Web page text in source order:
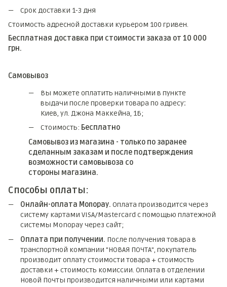
Срок доставки 1-3 дня
Стоимость адресной доставки курьером 100 гривен.
Бесплатная доставка при стоимости заказа от 10 000
грн.
Самовывоз
Вы можете оплатить наличными в пункте
выдачи после проверки товара по адресу:
Киев, ул. Джона Маккейна, 1Б;
Стоимость: Бесплатно
Самовывоз из магазина - только по заранее
сделанным заказам и после подтверждения
возможности самовывоза со
стороны магазина.
Способы оплаты:
Онлайн-оплата Monopay. Оплата производится через
систему картами VISA/Mastercard с помощью платежной
системы Monopay через сайт;
Оплата при получении. После получения товара в
транспортной компании "НОВАЯ ПОЧТА", покупатель
производит оплату стоимости товара + стоимость
доставки + стоимость комиссии. Оплата в отделении
Новой Почты производится наличными или картами